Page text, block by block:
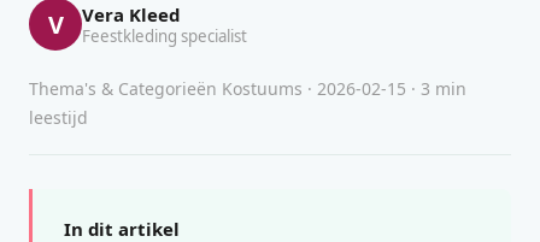
V Vera Kleed
Feestkleding specialist
Thema's & Categorieën Kostuums · 2026-02-15 · 3 min
leestijd
In dit artikel